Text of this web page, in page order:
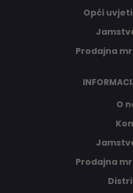
Opći
Prodajna
O
Prodajna